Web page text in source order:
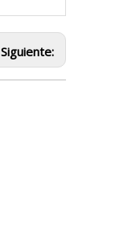
Siguiente: